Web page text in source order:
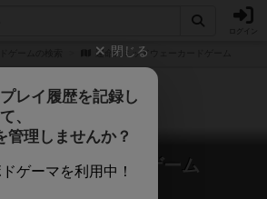
運命のミッドウェーカードゲーム
ドウェーカードゲーム
Battle of Midway Cardgame
閉じる
レイ履歴を記録し
て、
管理しませんか？
ゲーマを利用中！